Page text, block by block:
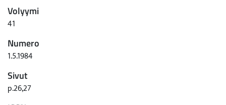
Volyymi
41
Numero
1.5.1984
Sivut
p.26,27